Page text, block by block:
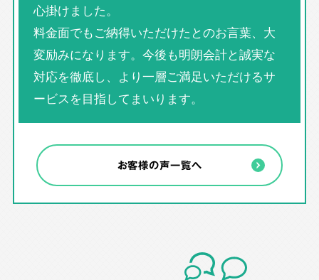
心掛けました。
料金面でもご納得いただけたとのお言葉、大
変励みになります。今後も明朗会計と誠実な
対応を徹底し、より一層ご満足いただけるサ
ービスを目指してまいります。
お客様の声一覧へ